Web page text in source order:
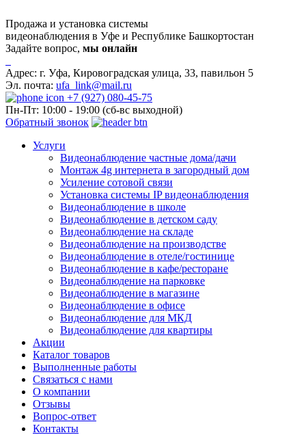
Продажа и установка системы
видеонаблюдения в Уфе и Республике Башкортостан
Задайте вопрос, мы онлайн
Адрес: г. Уфа, Кировоградская улица, 33, павильон 5
Эл. почта: ufa_link@mail.ru
+7 (927) 080-45-75
Пн-Пт: 10:00 - 19:00 (сб-вс выходной)
Обратный звонок
Услуги
Видеонаблюдение частные дома/дачи
Монтаж 4g интернета в загородный дом
Усиление сотовой связи
Установка системы IP видеонаблюдения
Видеонаблюдение в школе
Видеонаблюдение в детском саду
Видеонаблюдение на складе
Видеонаблюдение на производстве
Видеонаблюдение в отеле/гостинице
Видеонаблюдение в кафе/ресторане
Видеонаблюдение на парковке
Видеонаблюдение в магазине
Видеонаблюдение в офисе
Видеонаблюдение для МКД
Видеонаблюдение для квартиры
Акции
Каталог товаров
Выполненные работы
Связаться с нами
О компании
Отзывы
Вопрос-ответ
Контакты